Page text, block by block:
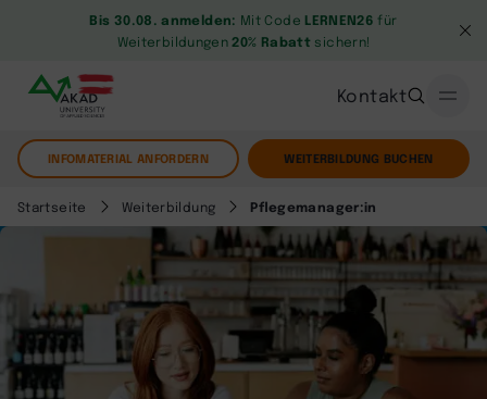
Bis 30.08. anmelden: Mit Code LERNEN26 für
Weiterbildungen20% Rabatt sichern!
Kontakt
INFOMATERIAL ANFORDERN WEITERBILDUNG BUCHEN
Startseite Weiterbildung Pflegemanager:in